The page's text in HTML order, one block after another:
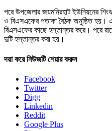
পরে উপজেলার জয়মনিরহাট ইউনিয়নের
ও বিএসএফের পতাকা বৈঠক অনুষ্ঠিত হয়।
বিএসএফের কাছে হস্তান্তর করে। পরে
দুটি হস্তান্তর করা হয়।
দয়া করে নিউজটি শেয়ার করুন
Facebook
Twitter
Digg
Linkedin
Reddit
Google Plus